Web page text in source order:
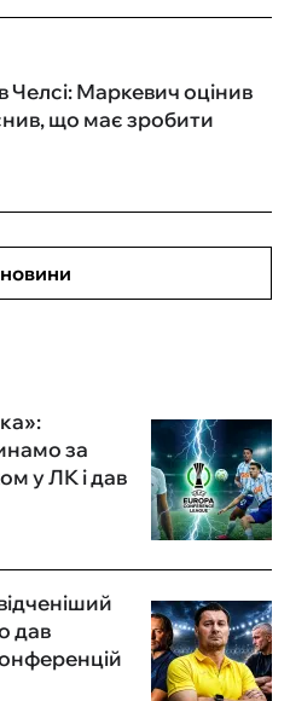
Маркевич оцінив
що має зробити
новини
за
у ЛК і дав
дав